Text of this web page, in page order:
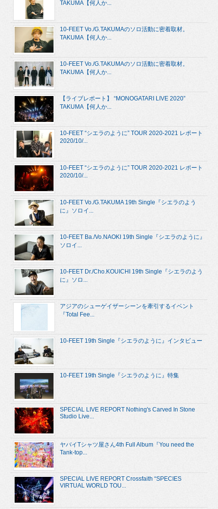
TAKUMA【何人か...
10-FEET Vo./G.TAKUMAのソロ活動に密着取材。
TAKUMA【何人か...
10-FEET Vo./G.TAKUMAのソロ活動に密着取材。
TAKUMA【何人か...
【ライブレポート】 “MONOGATARI LIVE 2020”
TAKUMA【何人か...
10-FEET “シエラのように” TOUR 2020-2021 レポート
2020/10/...
10-FEET “シエラのように” TOUR 2020-2021 レポート
2020/10/...
10-FEET Vo./G.TAKUMA 19th Single『シエラのよう
に』ソロイ...
10-FEET Ba./Vo.NAOKI 19th Single『シエラのように』
ソロイ...
10-FEET Dr./Cho.KOUICHI 19th Single『シエラのよう
に』ソロ...
アジアのシューゲイザーシーンを牽引するイベント
『Total Fee...
10-FEET 19th Single『シエラのように』インタビュー
10-FEET 19th Single『シエラのように』特集
SPECIAL LIVE REPORT Nothing's Carved In Stone
Studio Live...
ヤバイTシャツ屋さん4th Full Album『You need the
Tank-top...
SPECIAL LIVE REPORT Crossfaith “SPECIES
VIRTUAL WORLD TOU...